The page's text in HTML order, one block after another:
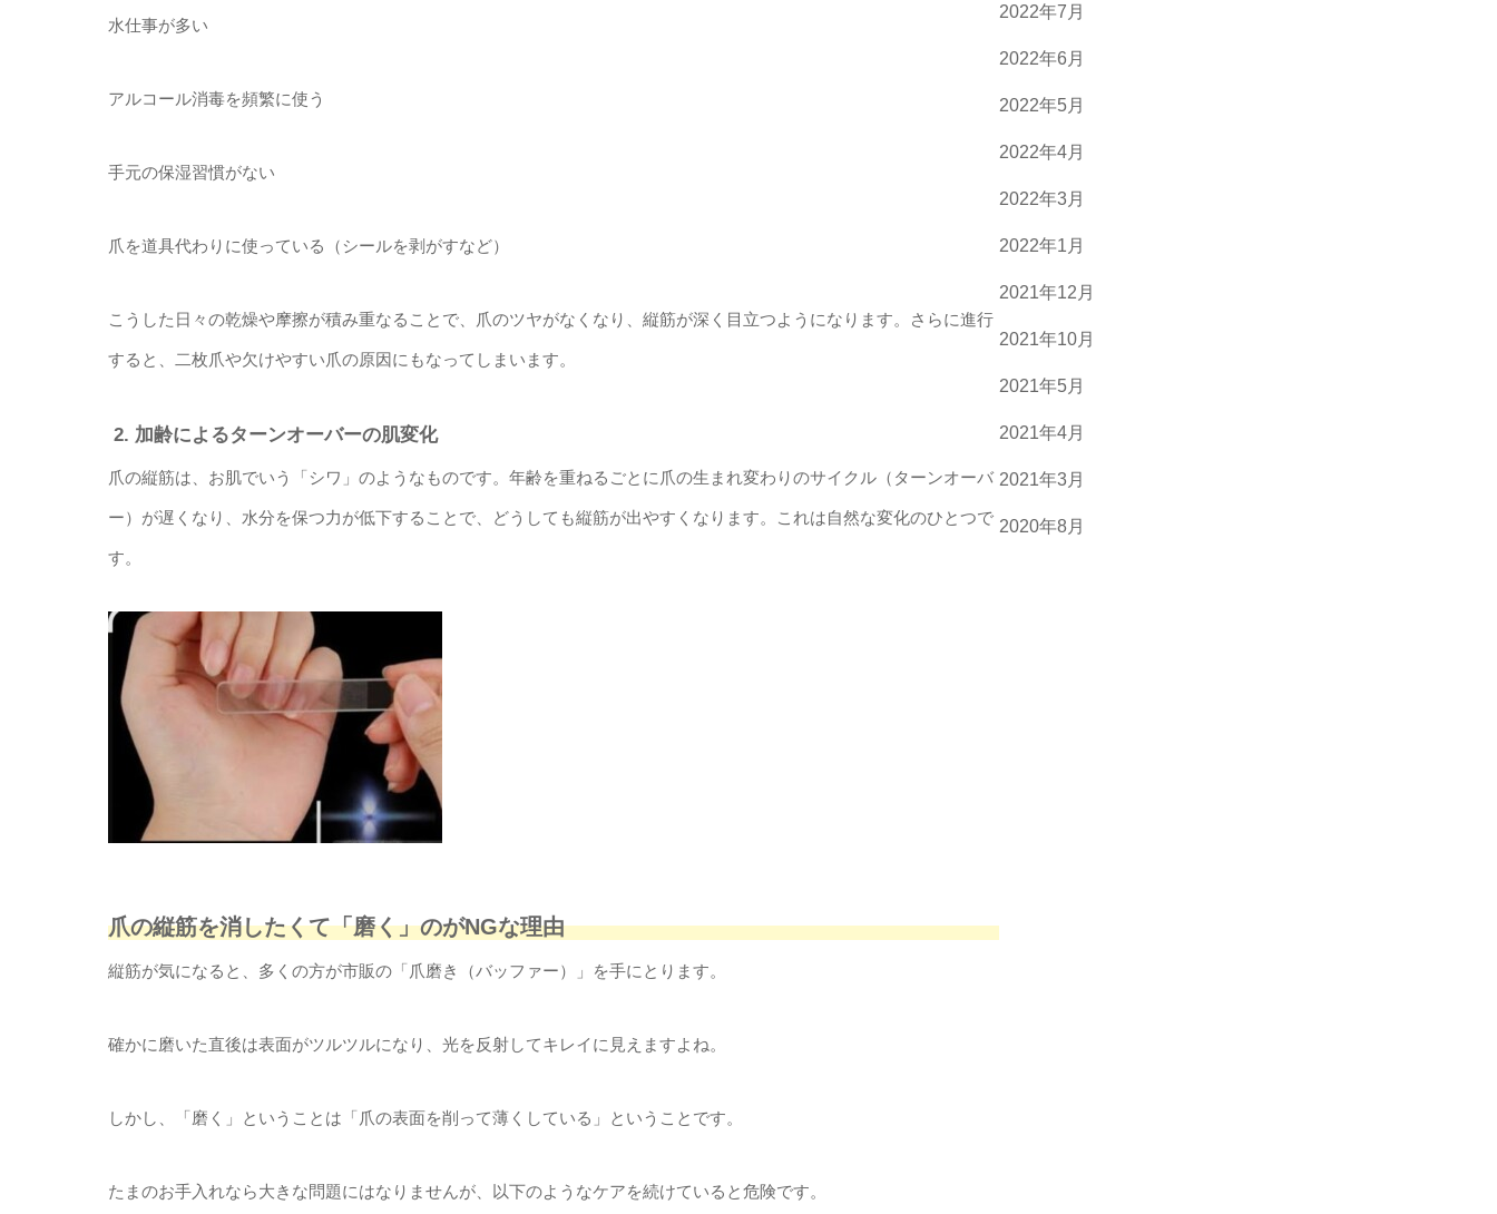
​水仕事が多い
​アルコール消毒を頻繁に使う
​手元の保湿習慣がない
​爪を道具代わりに使っている（シールを剥がすなど）
​こうした日々の乾燥や摩擦が積み重なることで、爪のツヤがなくなり、縦筋が深く目立つようになります。さらに進行
すると、二枚爪や欠けやすい爪の原因にもなってしまいます。
​ 2. 加齢によるターンオーバーの肌変化
​爪の縦筋は、お肌でいう「シワ」のようなものです。年齢を重ねるごとに爪の生まれ変わりのサイクル（ターンオーバ
ー）が遅くなり、水分を保つ力が低下することで、どうしても縦筋が出やすくなります。これは自然な変化のひとつで
す。
​爪の縦筋を消したくて「磨く」のがNGな理由
​縦筋が気になると、多くの方が市販の「爪磨き（バッファー）」を手にとります。
確かに磨いた直後は表面がツルツルになり、光を反射してキレイに見えますよね。
​しかし、「磨く」ということは「爪の表面を削って薄くしている」ということです。
​たまのお手入れなら大きな問題にはなりませんが、以下のようなケアを続けていると危険です。
2022年7月
2022年6月
2022年5月
2022年4月
2022年3月
2022年1月
2021年12月
2021年10月
2021年5月
2021年4月
2021年3月
2020年8月